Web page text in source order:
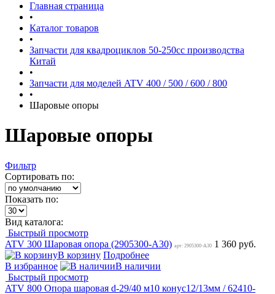
Главная страница
•
Каталог товаров
•
Запчасти для квадроциклов 50-250сс производства
Китай
•
Запчасти для моделей ATV 400 / 500 / 600 / 800
•
Шаровые опоры
Шаровые опоры
Фильтр
Сортировать по:
Показать по:
Вид каталога:
Быстрый просмотр
ATV 300 Шаровая опора (2905300-А30) арт: 2905300-А30 1 360 руб.
В корзину Подробнее
В избранное
В наличии
Быстрый просмотр
ATV 800 Опора шаровая d-29/40 м10 конус12/13мм / 62410-